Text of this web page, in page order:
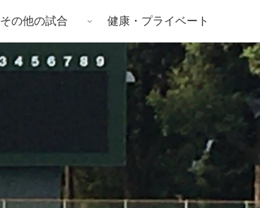
その他の試合 健康・プライベート